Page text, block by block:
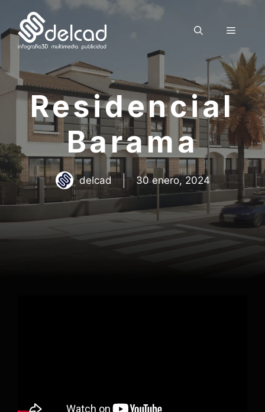
contenido
Menú
Residencial
Barama
delcad 30 enero, 2024